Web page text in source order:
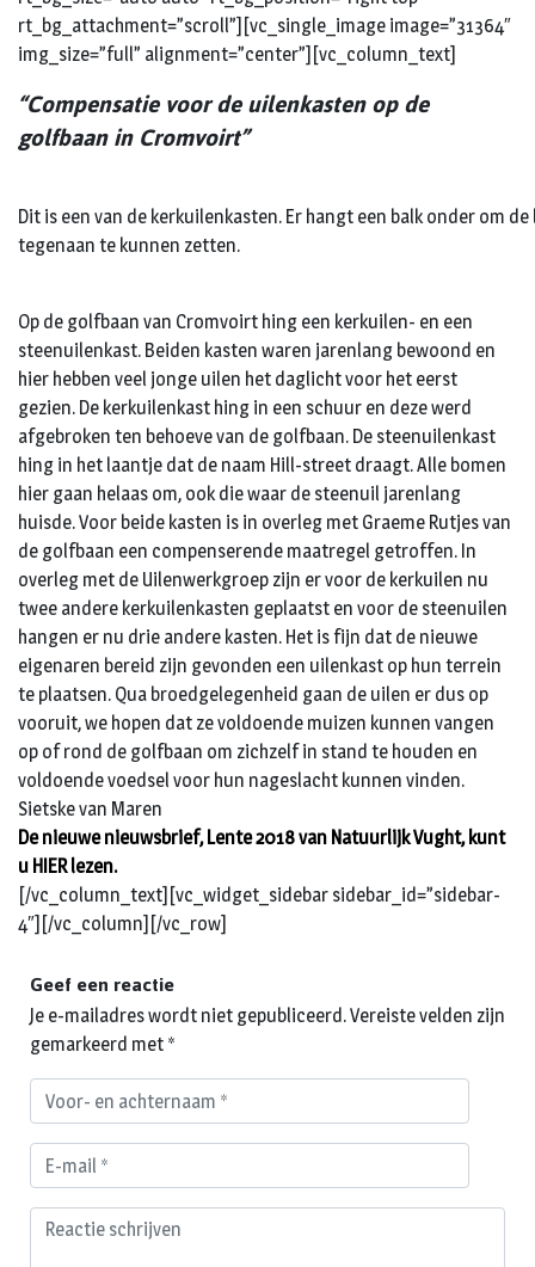
rt_bg_attachment=”scroll”][vc_single_image image=”31364″
img_size=”full” alignment=”center”][vc_column_text]
“Compensatie voor de uilenkasten op de
golfbaan in Cromvoirt”
Dit is een van de kerkuilenkasten. Er hangt een balk onder om
tegenaan te kunnen zetten.
Op de golfbaan van Cromvoirt hing een kerkuilen- en een
steenuilenkast. Beiden kasten waren jarenlang bewoond en
hier hebben veel jonge uilen het daglicht voor het eerst
gezien. De kerkuilenkast hing in een schuur en deze werd
afgebroken ten behoeve van de golfbaan. De steenuilenkast
hing in het laantje dat de naam Hill-street draagt. Alle bomen
hier gaan helaas om, ook die waar de steenuil jarenlang
huisde. Voor beide kasten is in overleg met Graeme Rutjes van
de golfbaan een compenserende maatregel getroffen. In
overleg met de Uilenwerkgroep zijn er voor de kerkuilen nu
twee andere kerkuilenkasten geplaatst en voor de steenuilen
hangen er nu drie andere kasten. Het is fijn dat de nieuwe
eigenaren bereid zijn gevonden een uilenkast op hun terrein
te plaatsen. Qua broedgelegenheid gaan de uilen er dus op
vooruit, we hopen dat ze voldoende muizen kunnen vangen
op of rond de golfbaan om zichzelf in stand te houden en
voldoende voedsel voor hun nageslacht kunnen vinden.
Sietske van Maren
De nieuwe nieuwsbrief, Lente 2018 van Natuurlijk Vught, kunt
u HIERlezen.
[/vc_column_text][vc_widget_sidebar sidebar_id=”sidebar-
4″][/vc_column][/vc_row]
Geef een reactie
Je e-mailadres wordt niet gepubliceerd.Vereiste velden zijn
gemarkeerd met *